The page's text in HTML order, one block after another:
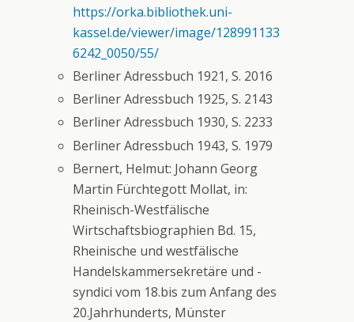
https://orka.bibliothek.uni-
kassel.de/viewer/image/128991133
6242_0050/55/
Berliner Adressbuch 1921, S. 2016
Berliner Adressbuch 1925, S. 2143
Berliner Adressbuch 1930, S. 2233
Berliner Adressbuch 1943, S. 1979
Bernert, Helmut: Johann Georg
Martin Fürchtegott Mollat, in:
Rheinisch-Westfälische
Wirtschaftsbiographien Bd. 15,
Rheinische und westfälische
Handelskammersekretäre und -
syndici vom 18.bis zum Anfang des
20.Jahrhunderts, Münster